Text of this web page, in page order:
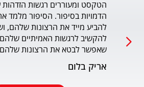
אריק בלום